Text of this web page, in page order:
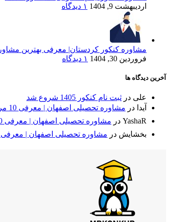
اردیبهشت 9, 1404
۱ دیدگاه
مشاوره کنکور کردستان| معرفی بهترین مشاور
فروردین 30, 1404
۱ دیدگاه
آخرین دیدگاه ها
علی در ثبت نام کنکور 1405 شروع شد
آیدا در مشاوره تحصیلی اصفهان | معرفی 10 مرکز مشاوره برتر + مقایسه⭐
YashaR در مشاوره تحصیلی اصفهان | معرفی 10 مرکز مشاوره برتر + مقایسه⭐
بخشایش در مشاوره تحصیلی اصفهان | معرفی 10 مرکز مشاوره برتر + مقایسه⭐